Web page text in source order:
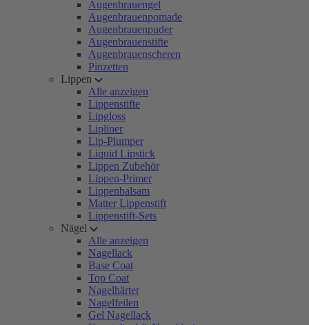
Augenbrauengel
Augenbrauenpomade
Augenbrauenpuder
Augenbrauenstifte
Augenbrauenscheren
Pinzetten
Lippen
Alle anzeigen
Lippenstifte
Lipgloss
Lipliner
Lip-Plumper
Liquid Lipstick
Lippen Zubehör
Lippen-Primer
Lippenbalsam
Matter Lippenstift
Lippenstift-Sets
Nägel
Alle anzeigen
Nagellack
Base Coat
Top Coat
Nagelhärter
Nagelfeilen
Gel Nagellack